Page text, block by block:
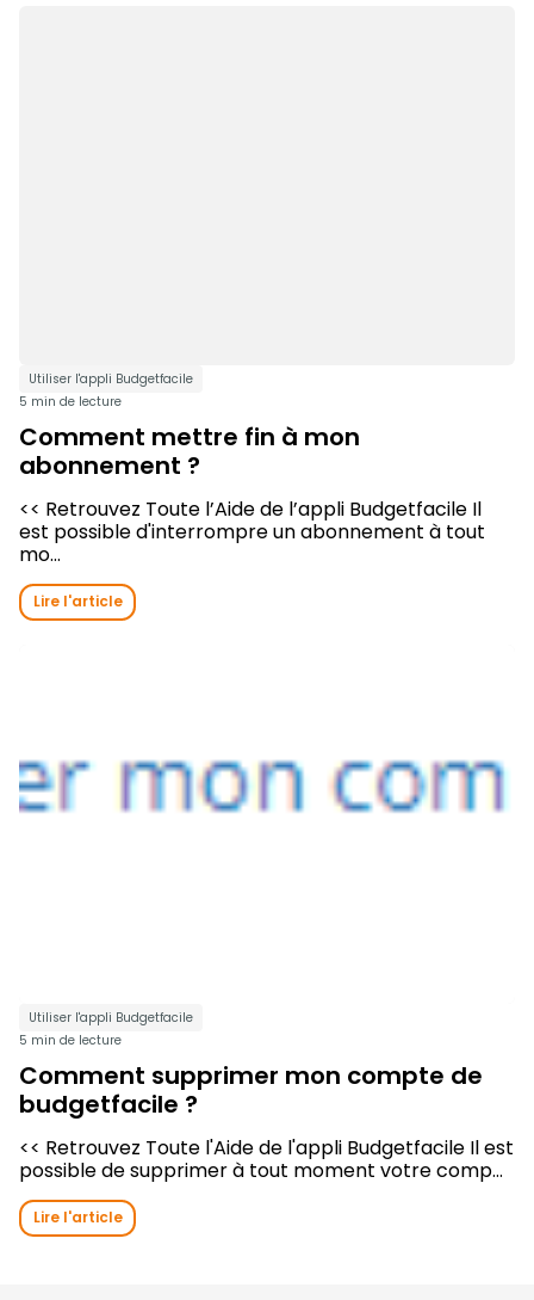
Utiliser l'appli Budgetfacile
5 min de lecture
Comment mettre fin à mon
abonnement ?
<< Retrouvez Toute l’Aide de l’appli Budgetfacile Il
est possible d'interrompre un abonnement à tout
mo...
Lire l'article
Utiliser l'appli Budgetfacile
5 min de lecture
Comment supprimer mon compte de
budgetfacile ?
<< Retrouvez Toute l'Aide de l'appli Budgetfacile Il est
possible de supprimer à tout moment votre comp...
Lire l'article